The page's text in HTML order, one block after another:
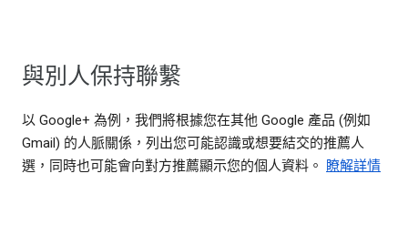
與別人保持聯繫
以 Google+ 為例，我們將根據您在其他 Google 產品 (例如
Gmail) 的人脈關係，列出您可能認識或想要結交的推薦人
選，同時也可能會向對方推薦顯示您的個人資料。
瞭解詳情